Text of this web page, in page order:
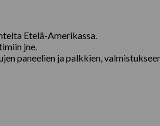
Etelä-Amerikassa.
jne.
paneelien ja palkkien,